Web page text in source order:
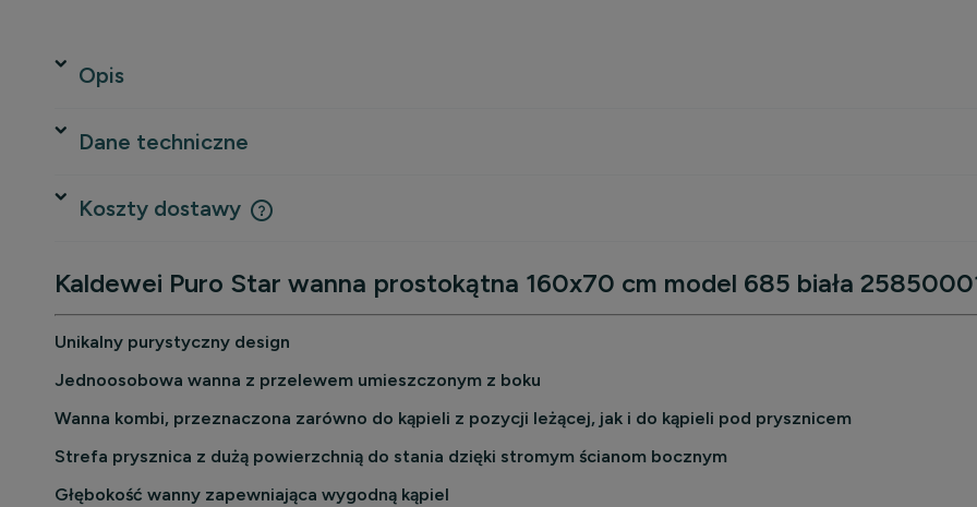
Opis
Dane techniczne
Koszty dostawy
Cena nie zawiera ewentualnych kosztów
Kaldewei Puro Star wanna prostokątna 160x70 cm model 685 biała
Unikalny purystyczny design
Jednoosobowa wanna z przelewem umieszczonym z boku
Wanna kombi, przeznaczona zarówno do kąpieli z pozycji leżącej, jak i do kąpieli pod prysznicem
Strefa prysznica z dużą powierzchnią do stania dzięki stromym ścianom bocznym
Głębokość wanny zapewniająca wygodną kąpiel